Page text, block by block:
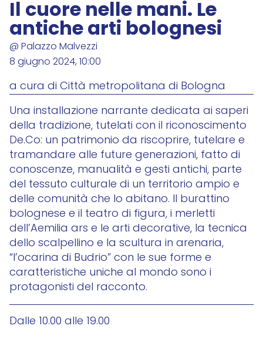
Il cuore nelle mani. Le
antiche arti bolognesi
@ Palazzo Malvezzi
8 giugno 2024, 10:00
a cura di Città metropolitana di Bologna
Una installazione narrante dedicata ai saperi
della tradizione, tutelati con il riconoscimento
De.Co: un patrimonio da riscoprire, tutelare e
tramandare alle future generazioni, fatto di
conoscenze, manualità e gesti antichi, parte
del tessuto culturale di un territorio ampio e
delle comunità che lo abitano. Il burattino
bolognese e il teatro di figura, i merletti
dell’Aemilia ars e le arti decorative, la tecnica
dello scalpellino e la scultura in arenaria,
“l’ocarina di Budrio” con le sue forme e
caratteristiche uniche al mondo sono i
protagonisti del racconto.
Dalle 10.00 alle 19.00